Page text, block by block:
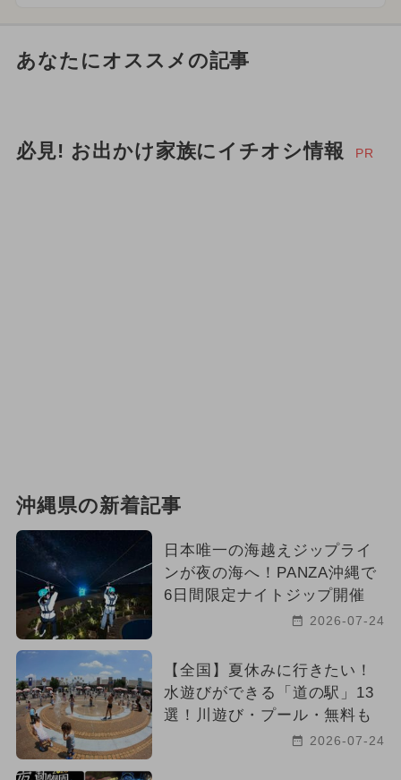
あなたにオススメの記事
必見! お出かけ家族にイチオシ情報 PR
沖縄県の新着記事
日本唯一の海越えジップライ
ンが夜の海へ！PANZA沖縄で
6日間限定ナイトジップ開催
2026-07-24
【全国】夏休みに行きたい！
水遊びができる「道の駅」13
選！川遊び・プール・無料も
2026-07-24